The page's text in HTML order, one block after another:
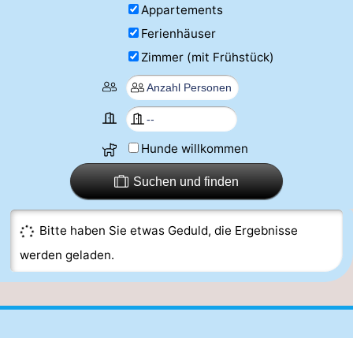
Resort
Strandpark
-
Westduin
Hotels
Appartements
Ferienhäuser
Zimmer (mit Frühstück)
Hunde willkommen
Suchen und finden
Bitte haben Sie etwas Geduld, die Ergebnisse
werden geladen.